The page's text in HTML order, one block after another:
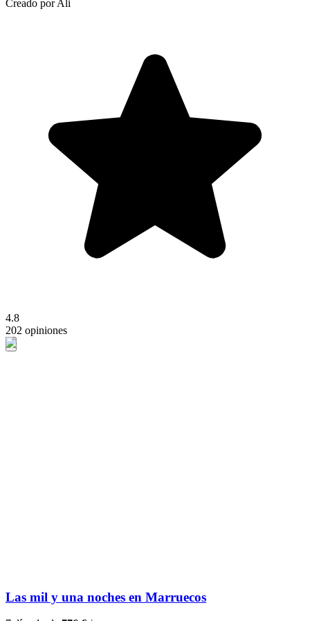
Creado por Ali
4.8
202 opiniones
Las mil y una noches en Marruecos